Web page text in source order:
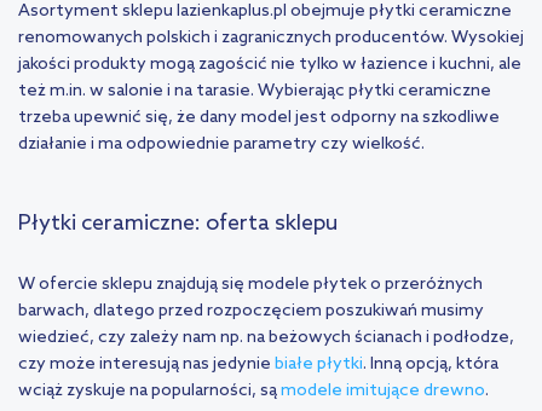
Asortyment sklepu lazienkaplus.pl obejmuje płytki ceramiczne
renomowanych polskich i zagranicznych producentów. Wysokiej
jakości produkty mogą zagościć nie tylko w łazience i kuchni, ale
też m.in. w salonie i na tarasie. Wybierając płytki ceramiczne
trzeba upewnić się, że dany model jest odporny na szkodliwe
działanie i ma odpowiednie parametry czy wielkość.
Płytki ceramiczne: oferta sklepu
W ofercie sklepu znajdują się modele płytek o przeróżnych
barwach, dlatego przed rozpoczęciem poszukiwań musimy
wiedzieć, czy zależy nam np. na beżowych ścianach i podłodze,
czy może interesują nas jedynie białe płytki. Inną opcją, która
wciąż zyskuje na popularności, sąmodele imitujące drewno.